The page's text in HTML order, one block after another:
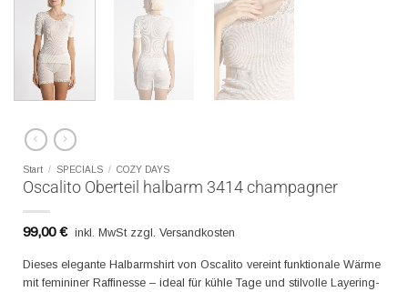
Start / SPECIALS / COZY DAYS
Oscalito Oberteil halbarm 3414 champagner
99,00€ inkl. MwSt zzgl. Versandkosten
Dieses elegante Halbarmshirt von Oscalito vereint funktionale Wärme
mit femininer Raffinesse – ideal für kühle Tage und stilvolle Layering-